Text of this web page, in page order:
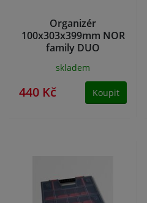
Organizér
100x303x399mm NOR
family DUO
skladem
440 Kč Koupit